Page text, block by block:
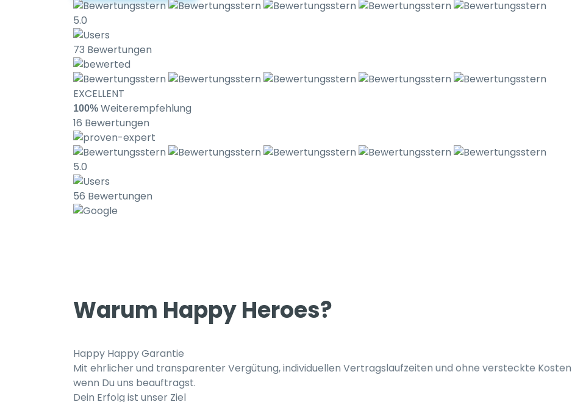
5.0
73 Bewertungen
EXCELLENT
100% Weiterempfehlung
16 Bewertungen
5.0
56 Bewertungen
Warum Happy Heroes?
Happy Happy Garantie
Mit ehrlicher und transparenter Vergütung, individuellen Vertragslaufzeiten und ohne versteckte
wenn Du uns beauftragst.
Dein Erfolg ist unser Ziel